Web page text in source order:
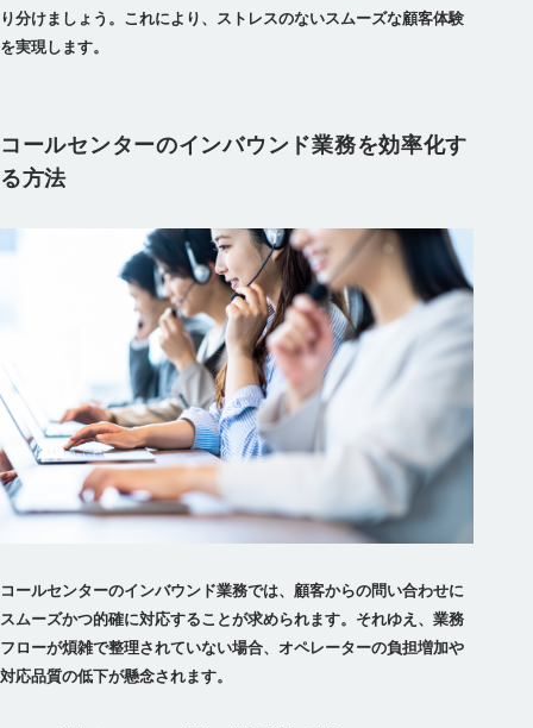
り分けましょう。これにより、ストレスのないスムーズな顧客体験
を実現します。
コールセンターのインバウンド業務を効率化す
る方法
コールセンターのインバウンド業務では、顧客からの問い合わせに
スムーズかつ的確に対応することが求められます。それゆえ、業務
フローが煩雑で整理されていない場合、オペレーターの負担増加や
対応品質の低下が懸念されます。